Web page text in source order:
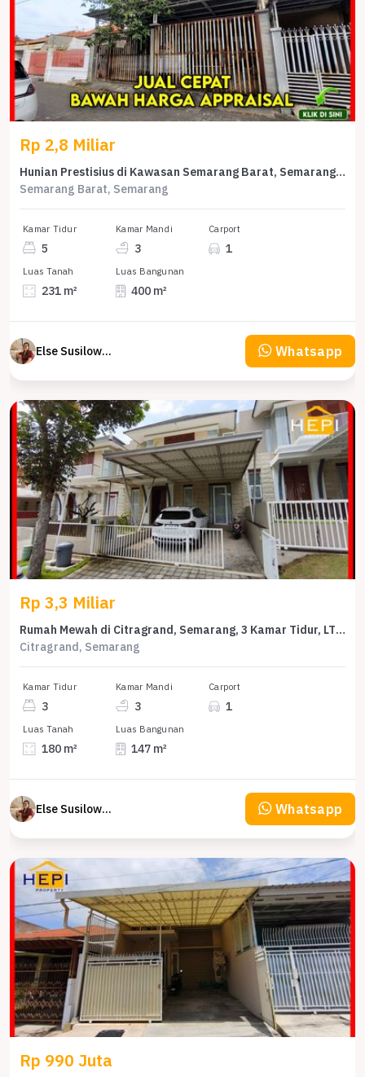
Rp 2,8 Miliar
Hunian Prestisius di Kawasan Semarang Barat, Semarang, LB 400m², Harga 2,8 Miliar
Semarang Barat, Semarang
Kamar Tidur
5
Kamar Mandi
3
Carport
1
Luas Tanah
231 m²
Luas Bangunan
400 m²
Else Susilowaty Whatsapp
Rp 3,3 Miliar
Rumah Mewah di Citragrand, Semarang, 3 Kamar Tidur, LT 180m²
Citragrand, Semarang
Kamar Tidur
3
Kamar Mandi
3
Carport
1
Luas Tanah
180 m²
Luas Bangunan
147 m²
Else Susilowaty Whatsapp
Rp 990 Juta